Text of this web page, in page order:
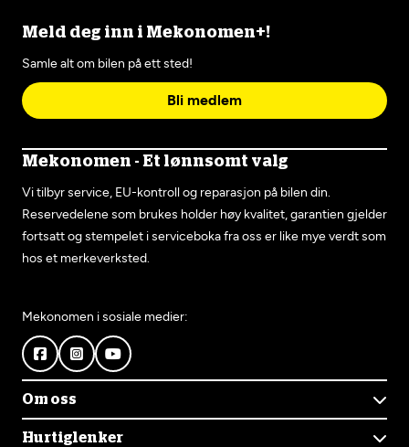
Meld deg inn i Mekonomen+!
Samle alt om bilen på ett sted!
Bli medlem
Mekonomen - Et lønnsomt valg
Vi tilbyr service, EU-kontroll og reparasjon på bilen din.
Reservedelene som brukes holder høy kvalitet, garantien gjelder
fortsatt og stempelet i serviceboka fra oss er like mye verdt som
hos et merkeverksted.
Mekonomen i sosiale medier:
Om oss
Om Mekonomen
Hurtiglenker